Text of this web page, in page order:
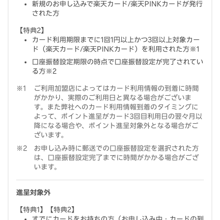
新規のお申し込みで楽天カード/楽天PINKカードが発行
された方
【特典2】
カード利用期限までに1回1円以上かつ3回以上対象カー
ド（楽天カード/楽天PINKカード）を利用された方※1
口座振替設定期限の時点で口座振替設定が完了されてい
る方※2
ご利用加盟店によってはカード利用情報の到着に時間
がかかり、実際のご利用日と異なる場合がございま
す。また弊社へのカード利用情報到着のタイミングに
よって、ポイント進呈がカード3回目利用日の翌々月以
降になる場合や、ポイント進呈対象外となる場合がご
ざいます。
お申し込み時に郵送での口座振替設定を選択された方
は、口座振替設定完了までに時間がかかる場合がござ
います。
進呈対象外
【特典1】【特典2】